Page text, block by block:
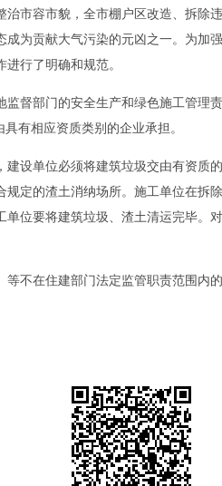
容市貌，全市棚户区改造、拆除
为贡献大气污染的元凶之一。为
行了明确和规范。
部门的安全生产和绿色施工管理
有相应资质类别的企业承担。
单位必须将建筑垃圾交由有资质
定的渣土消纳场所。施工单位在
位要将建筑垃圾、渣土清运完毕
在住建部门法定监管职责范围内